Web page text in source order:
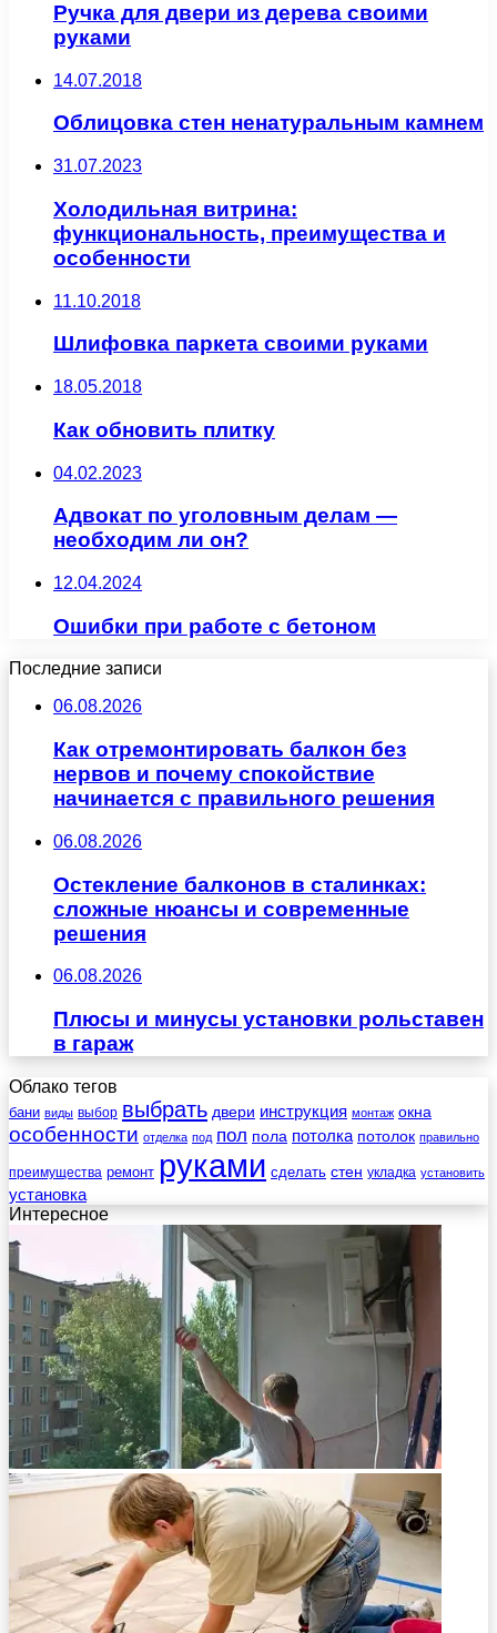
Ручка для двери из дерева своими
руками
14.07.2018
Облицовка стен ненатуральным камнем
31.07.2023
Холодильная витрина:
функциональность, преимущества и
особенности
11.10.2018
Шлифовка паркета своими руками
18.05.2018
Как обновить плитку
04.02.2023
Адвокат по уголовным делам —
необходим ли он?
12.04.2024
Ошибки при работе с бетоном
Последние записи
06.08.2026
Как отремонтировать балкон без
нервов и почему спокойствие
начинается с правильного решения
06.08.2026
Остекление балконов в сталинках:
сложные нюансы и современные
решения
06.08.2026
Плюсы и минусы установки рольставен
в гараж
Облако тегов
бани виды выбор выбрать двери инструкция монтаж окна
особенности отделка под пол пола потолка потолок правильно
преимущества ремонт руками сделать стен укладка установить
установка
Интересное